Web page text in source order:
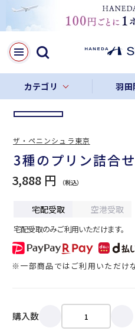
カテゴリ 羽田
3種のプリン詰合
3,888 円
宅配受取 空港受取
宅配受取のみご利用いただけます。
※一部商品ではご利用いただけ
購入数
ザ・ペニンシュラ東京